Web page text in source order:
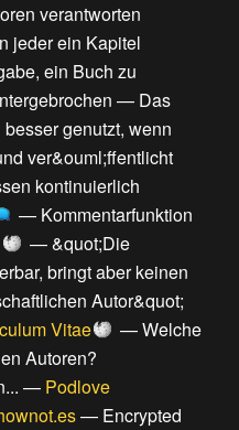
verantworten
jeder ein Kapitel
ein Buch zu
— Das
genutzt, wenn
ver&ouml;ffentlicht
kontinuierlich
— Kommentarfunktion
—&quot;Die
bringt aber keinen
Autor&quot;
Vitae —Welche
Autoren?
— Podlove
— Encrypted